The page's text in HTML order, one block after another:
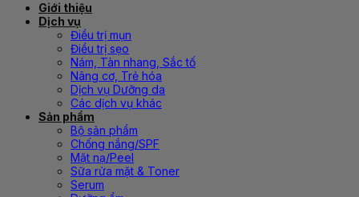
Giới thiệu
Dịch vụ
Điều trị mụn
Điều trị sẹo
Nám, Tàn nhang, Sắc tố
Nâng cơ, Trẻ hóa
Dịch vụ Dưỡng da
Các dịch vụ khác
Sản phẩm
Bộ sản phẩm
Chống nắng/SPF
Mặt nạ/Peel
Sữa rửa mặt & Toner
Serum